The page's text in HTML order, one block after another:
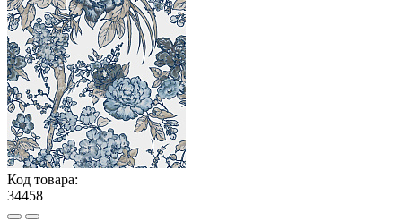
Код товара:
34458